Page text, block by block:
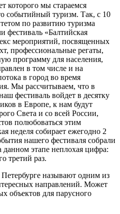
которого мы стараемся
событийный туризм. Так, с 10
по развитию туризма
фестиваль «Балтийская
мероприятий, посвященных
профессиональные регаты,
программу для населения,
в том числе и на
в город во время
Мы рассчитываем, что в
фестиваль войдет в десятку
в Европе, к нам будут
Света и со всей России,
полюбоваться этим
неделя собирает ежегодно 2
нашего фестиваля собрали
данном этапе неплохая цифра:
третий раз.
называют одним из
направлений. Может
объектов для парусного